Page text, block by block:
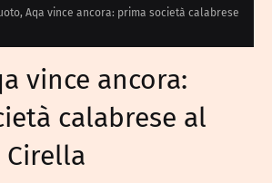
Aqa vince ancora: prima società calabrese
vince ancora:
calabrese al